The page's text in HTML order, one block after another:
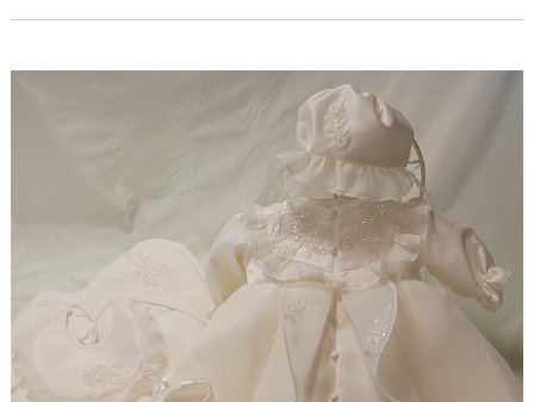
【ドレスリメイク】ストライプスカートのベビード
【ドレスリメイク】フラワーモチーフのポーチ＆ク
ッションカバー
【ドレスリメイク】ふわふわオーバースカートのツ
ーウェイベビードレス
【ドレスリメイク】ベビードレス＆お宮参りケープ